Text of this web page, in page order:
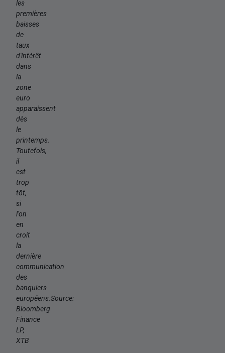
les
premières
baisses
de
taux
d'intérêt
dans
la
zone
euro
apparaissent
dès
le
printemps.
Toutefois,
il
est
trop
tôt,
si
l'on
en
croit
la
dernière
communication
des
banquiers
européens.Source:
Bloomberg
Finance
LP,
XTB